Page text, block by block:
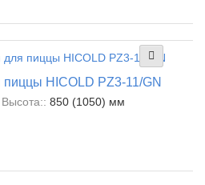
HICOLD PZ3-11/GN
Высота:: 850 (1050) мм